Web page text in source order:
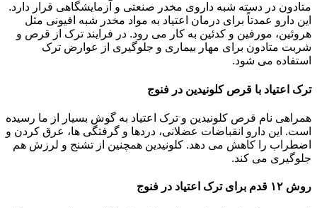
متادون در دسته شبه داروی مخدر صنعتی و آزمایشگاهی قرار دارد.
این دارو عمدتاً برای درمان اعتیاد به مواد مخدر شبه افیونی مثل
هروئین، مورفین و کدئین به کار می رود. در فرایند ترک از قرص و
شربت متادون برای مهار بیماری و جلوگیری از عوارض ترک
استفاده می شود.
ترک اعتیاد با قرص کلونیدین در فنوج
همراهی نام قرص کلونیدین و ترک اعتیاد به گوش بسیار از ما رسیده
است. این دارو انقباضات عضلانی، دردها و گرفتگی ها، عرق کردن و
اضطراب را کاهش می دهد. کلونیدین همچنین از تشنج و لرزش هم
جلوگیری می کند.
روش ۱۲ قدم برای ترک اعتیاد در فنوج